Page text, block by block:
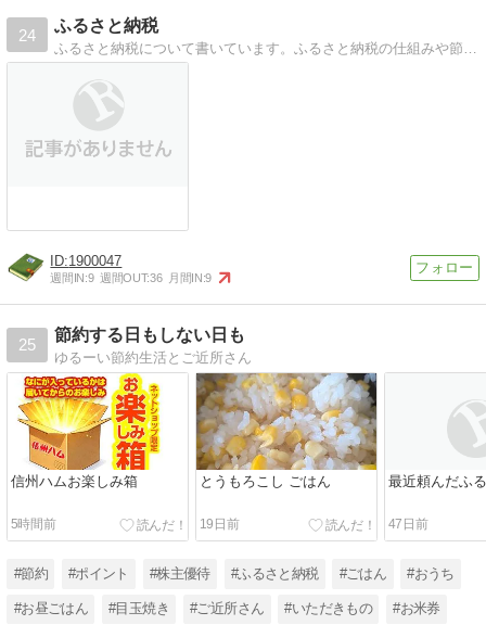
24
ふるさと納税
1900047
週間IN:9 週間OUT:36 月間IN:9
25
節約する日もしない日も
ゆるーい節約生活とご近所さん
信州ハムお楽しみ箱
5時間前
とうもろこし ごはん
19日前
最近頼んだふ
47日前
#節約 #ポイント #株主優待 #ふるさと納税 #ごはん #おうち
#お昼ごはん #目玉焼き #ご近所さん #いただきもの #お米券